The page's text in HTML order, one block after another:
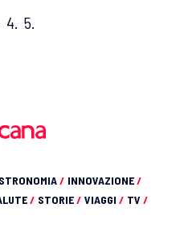
4. 5.
/ INNOVAZIONE/
/ STORIE/ VIAGGI / TV /